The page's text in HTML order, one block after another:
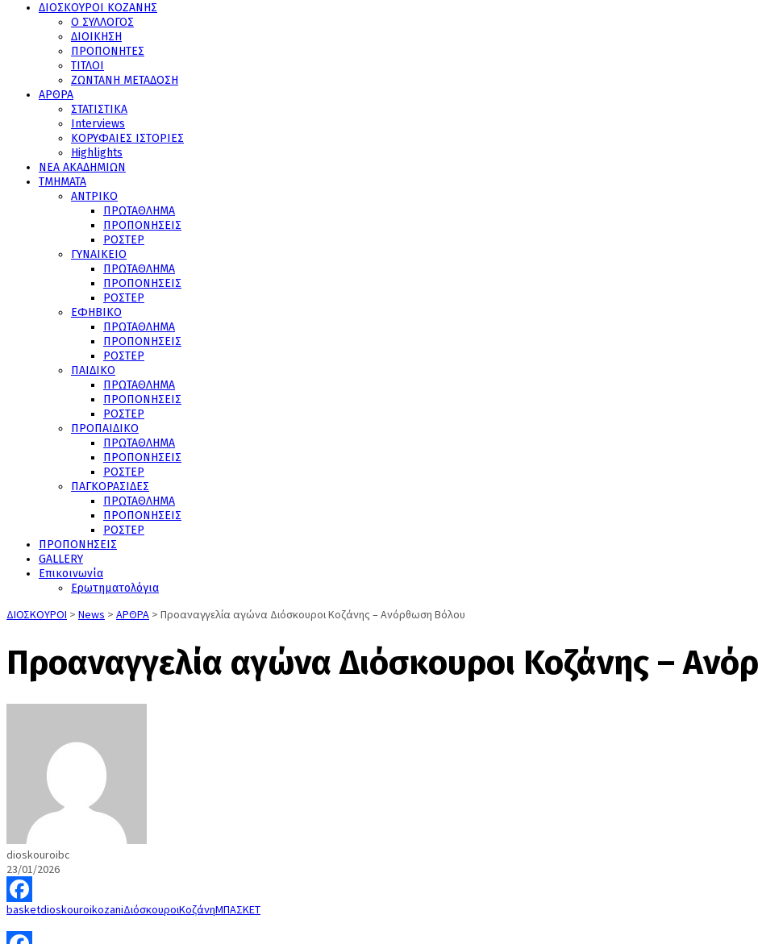
ΔΙΟΣΚΟΥΡΟΙ ΚΟΖΑΝΗΣ
Ο ΣΥΛΛΟΓΟΣ
ΔΙΟΙΚΗΣΗ
ΠΡΟΠΟΝΗΤΕΣ
ΤΙΤΛΟΙ
ΖΩΝΤΑΝΗ ΜΕΤΑΔΟΣΗ
ΑΡΘΡΑ
ΣΤΑΤΙΣΤΙΚΑ
Interviews
ΚΟΡΥΦΑΙΕΣ ΙΣΤΟΡΙΕΣ
Highlights
ΝΕΑ ΑΚΑΔΗΜΙΩΝ
ΤΜΗΜΑΤΑ
ΑΝΤΡΙΚΟ
ΠΡΩΤΑΘΛΗΜΑ
ΠΡΟΠΟΝΗΣΕΙΣ
ΡΟΣΤΕΡ
ΓΥΝΑΙΚΕΙΟ
ΠΡΩΤΑΘΛΗΜΑ
ΠΡΟΠΟΝΗΣΕΙΣ
ΡΟΣΤΕΡ
ΕΦΗΒΙΚΟ
ΠΡΩΤΑΘΛΗΜΑ
ΠΡΟΠΟΝΗΣΕΙΣ
ΡΟΣΤΕΡ
ΠΑΙΔΙΚΟ
ΠΡΩΤΑΘΛΗΜΑ
ΠΡΟΠΟΝΗΣΕΙΣ
ΡΟΣΤΕΡ
ΠΡΟΠΑΙΔΙΚΟ
ΠΡΩΤΑΘΛΗΜΑ
ΠΡΟΠΟΝΗΣΕΙΣ
ΡΟΣΤΕΡ
ΠΑΓΚΟΡΑΣΙΔΕΣ
ΠΡΩΤΑΘΛΗΜΑ
ΠΡΟΠΟΝΗΣΕΙΣ
ΡΟΣΤΕΡ
ΠΡΟΠΟΝΗΣΕΙΣ
GALLERY
Επικοινωνία
Ερωτηματολόγια
ΔΙΟΣΚΟΥΡΟΙ > News > ΑΡΘΡΑ > Προαναγγελία αγώνα Διόσκουροι Κοζάνης – Ανόρθωση Βόλου
Προαναγγελία αγώνα Διόσκουροι Κοζάνης –
dioskouroibc
23/01/2026
Facebook
basketdioskouroikozaniΔιόσκουροιΚοζάνηΜΠΑΣΚΕΤ